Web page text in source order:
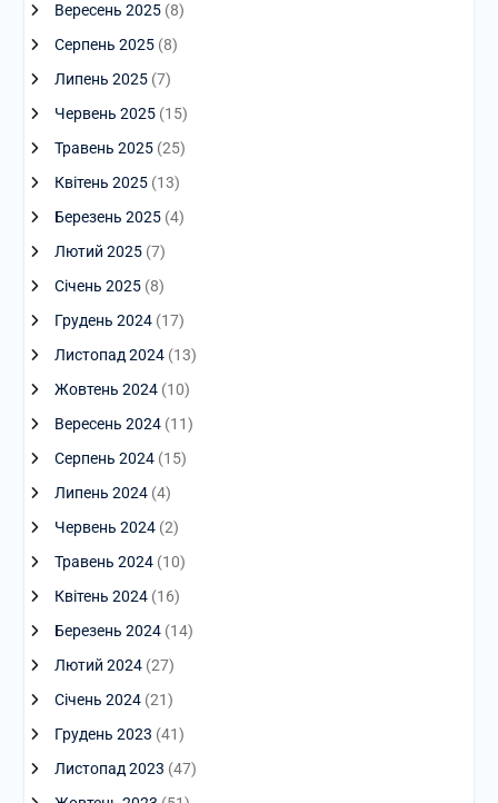
Вересень 2025(8)
Серпень 2025(8)
Липень 2025(7)
Червень 2025(15)
Травень 2025(25)
Квітень 2025(13)
Березень 2025(4)
Лютий 2025(7)
Січень 2025(8)
Грудень 2024(17)
Листопад 2024(13)
Жовтень 2024(10)
Вересень 2024(11)
Серпень 2024(15)
Липень 2024(4)
Червень 2024(2)
Травень 2024(10)
Квітень 2024(16)
Березень 2024(14)
Лютий 2024(27)
Січень 2024(21)
Грудень 2023 (41)
Листопад 2023 (47)